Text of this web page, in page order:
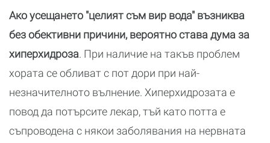
Ако усещането "целият съм вир вода" възниква
без обективни причини, вероятно става дума за
хиперхидроза. При наличие на такъв проблем
хората се обливат с пот дори при най-
незначителното вълнение. Хиперхидрозата е
повод да потърсите лекар, тъй като потта е
съпроводена с някои заболявания на нервната